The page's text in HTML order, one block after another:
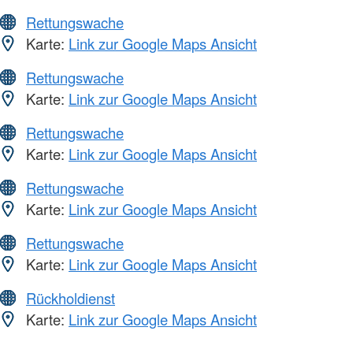
Rettungswache
Karte: Link zur Google Maps Ansicht
Rettungswache
Karte: Link zur Google Maps Ansicht
Rettungswache
Karte: Link zur Google Maps Ansicht
Rettungswache
Karte: Link zur Google Maps Ansicht
Rettungswache
Karte: Link zur Google Maps Ansicht
Rückholdienst
Karte: Link zur Google Maps Ansicht